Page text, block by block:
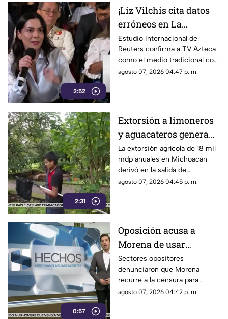
2:52
¡Liz Vilchis cita datos
erróneos en La
Mañanera: Estudio de
Reuters confirma
liderazgo de TV Azteca
en alcance y
Estudio internacional de
Reuters confirma a TV Azteca
como el medio tradicional con
mayor alcance y credibilidad
agosto 07, 2026 04:47 p. m.
2:31
Extorsión a limoneros
y aguacateros genera
pérdidas de 18 mil mdp
en Michoacán
La extorsión agrícola de 18 mil
mdp anuales en Michoacán
derivó en la salida de
inspectores de EE. UU.,
agosto 07, 2026 04:45 p. m.
0:57
Oposición acusa a
Morena de usar
censura para ocultar
seńalamientos de
narcopolítica
Sectores opositores
denunciaron que Morena
recurre a la censura para
imponer su versión oficial y
agosto 07, 2026 04:42 p. m.